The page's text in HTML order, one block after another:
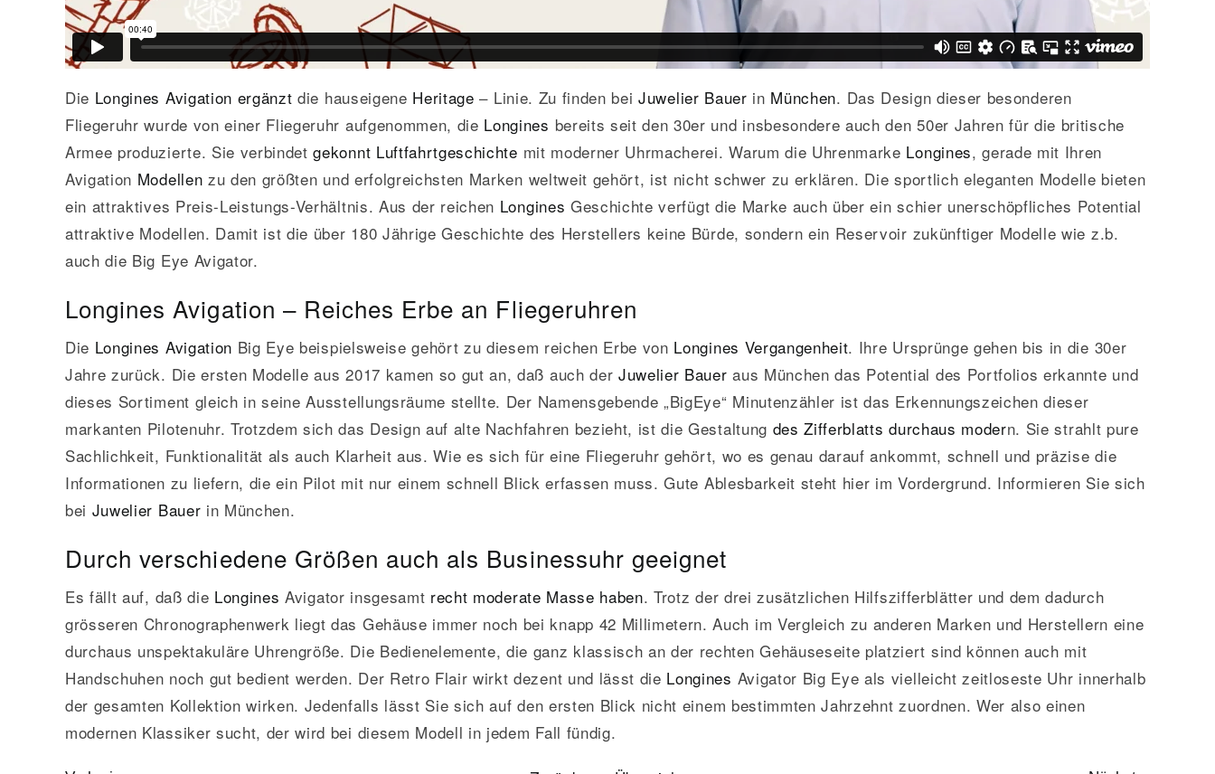
Die Longines Avigation ergänzt die hauseigene Heritage – Linie. Zu finden beiJuwelier Bauer in München. Das Design dieser besonderen
Fliegeruhr wurde von einer Fliegeruhr aufgenommen, die Longines bereits seit den 30er und insbesondere auch den 50er Jahren für die britische
Armee produzierte. Sie verbindetgekonnt Luftfahrtgeschichte mit moderner Uhrmacherei. Warum die Uhrenmarke Longines, gerade mit Ihren
Avigation Modellen zu den größten und erfolgreichsten Marken weltweit gehört, ist nicht schwer zu erklären. Die sportlich eleganten Modelle bieten
ein attraktives Preis-Leistungs-Verhältnis. Aus der reichen Longines Geschichte verfügt die Marke auch über ein schier unerschöpfliches Potential
attraktive Modellen. Damit ist die über 180 Jährige Geschichte des Herstellers keine Bürde, sondern ein Reservoir zukünftiger Modelle wie z.b.
auch die Big Eye Avigator.
Longines Avigation – Reiches Erbe an Fliegeruhren
Die Longines Avigation Big Eye beispielsweise gehört zu diesem reichen Erbe von Longines Vergangenheit. Ihre Ursprünge gehen bis in die 30er
Jahre zurück. Die ersten Modelle aus 2017 kamen so gut an, daß auch der Juwelier Bauer aus München das Potential des Portfolios erkannte und
dieses Sortiment gleich in seine Ausstellungsräume stellte. Der Namensgebende „BigEye“ Minutenzähler ist das Erkennungszeichen dieser
markanten Pilotenuhr. Trotzdem sich das Design auf alte Nachfahren bezieht, ist die Gestaltung des Zifferblatts durchaus modern. Sie strahlt pure
Sachlichkeit, Funktionalität als auch Klarheit aus. Wie es sich für eine Fliegeruhr gehört, wo es genau darauf ankommt, schnell und präzise die
Informationen zu liefern, die ein Pilot mit nur einem schnell Blick erfassen muss. Gute Ablesbarkeit steht hier im Vordergrund. Informieren Sie sich
bei Juwelier Bauer in München.
Durch verschiedene Größen auch als Businessuhr geeignet
Es fällt auf, daß die Longines Avigator insgesamt recht moderate Masse haben. Trotz der drei zusätzlichen Hilfszifferblätter und dem dadurch
grösseren Chronographenwerk liegt das Gehäuse immer noch bei knapp 42 Millimetern. Auch im Vergleich zu anderen Marken und Herstellern eine
durchaus unspektakuläre Uhrengröße. Die Bedienelemente, die ganz klassisch an der rechten Gehäuseseite platziert sind können auch mit
Handschuhen noch gut bedient werden. Der Retro Flair wirkt dezent und lässt die Longines Avigator Big Eye als vielleicht zeitloseste Uhr innerhalb
der gesamten Kollektion wirken. Jedenfalls lässt Sie sich auf den ersten Blick nicht einem bestimmten Jahrzehnt zuordnen. Wer also einen
modernen Klassiker sucht, der wird bei diesem Modell in jedem Fall fündig.